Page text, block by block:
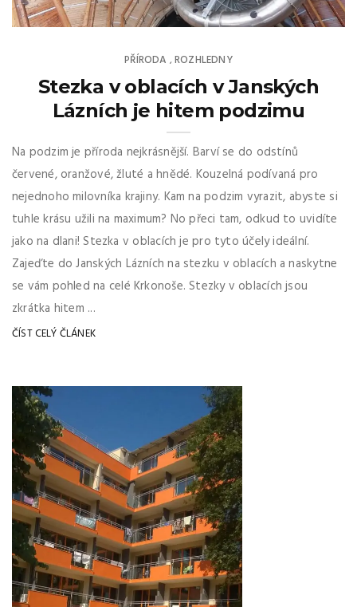
PŘÍRODA ,ROZHLEDNY
Stezka v oblacích v Janských
Lázních je hitem podzimu
Na podzim je příroda nejkrásnější. Barví se do odstínů
červené, oranžové, žluté a hnědé. Kouzelná podívaná pro
nejednoho milovníka krajiny. Kam na podzim vyrazit, abyste si
tuhle krásu užili na maximum? No přeci tam, odkud to uvidíte
jako na dlani! Stezka v oblacích je pro tyto účely ideální.
Zajeďte do Janských Lázních na stezku v oblacích a naskytne
se vám pohled na celé Krkonoše. Stezky v oblacích jsou
zkrátka hitem ...
ČÍST CELÝ ČLÁNEK